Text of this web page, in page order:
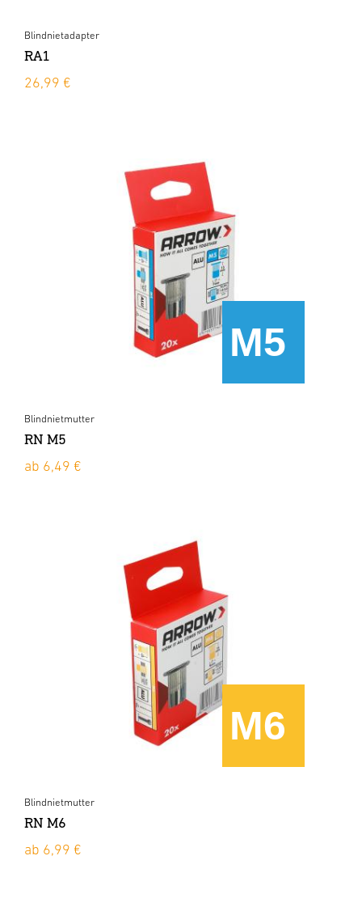
Blindnietadapter
RA1
26,99 €
Blindnietmutter
RN M5
ab 6,49 €
Blindnietmutter
RN M6
ab 6,99 €